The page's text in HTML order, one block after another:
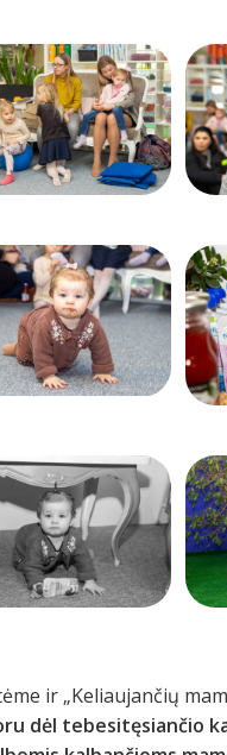
ir „Keliaujančių
dėl tebesitęsiančio